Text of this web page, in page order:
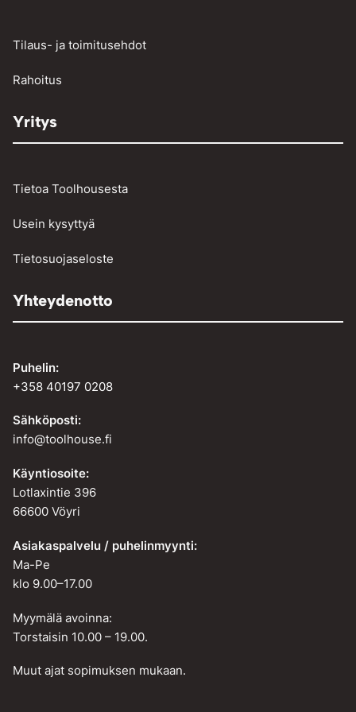
Vinssit ja taljat
Tilaus- ja toimitusehdot
Rahoitus
Yritys
Tietoa Toolhousesta
Usein kysyttyä
Tietosuojaseloste
Yhteydenotto
Puhelin:
+358 40197 0208
Sähköposti:
info@toolhouse.fi
Käyntiosoite:
Lotlaxintie 396
66600 Vöyri
Asiakaspalvelu / puhelinmyynti:
Ma-Pe
klo 9.00–17.00
Myymälä avoinna:
Torstaisin 10.00 – 19.00.
Muut ajat sopimuksen mukaan.